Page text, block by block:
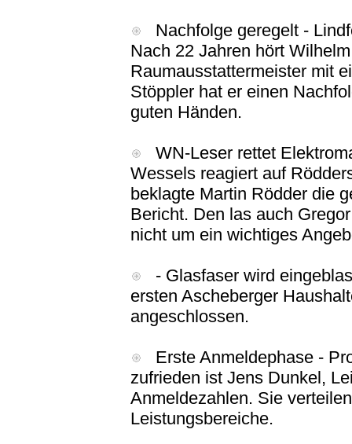
Nachfolge geregelt -
Nach 22 Jahren hört
Raumausstattermeister mit
Stöppler hat er einen
guten Händen.
WN-Leser rettet
Wessels reagiert auf
beklagte Martin Rödder die
Bericht. Den las auch
nicht um ein wichtiges
- Glasfaser wird
ersten Ascheberger
angeschlossen.
Erste Anmeldephase -
zufrieden ist Jens Dunkel,
Anmeldezahlen. Sie
Leistungsbereiche.